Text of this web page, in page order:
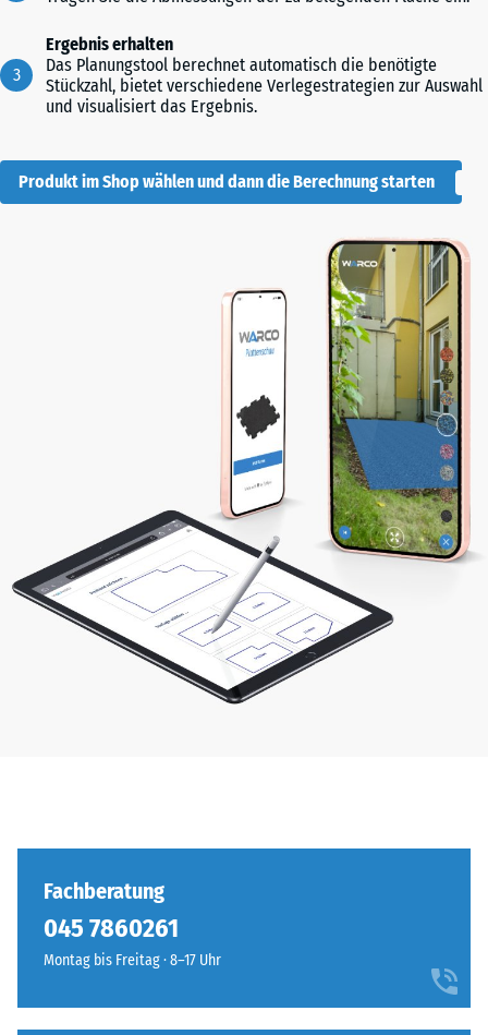
Ergebnis erhalten
Das Planungstool berechnet automatisch die benötigte
Stückzahl, bietet verschiedene Verlegestrategien zur Auswahl
und visualisiert das Ergebnis.
Produkt im Shop wählen und dann die Berechnung starten
Fachberatung
045 7860261‬
Montag bis Freitag · 8–17 Uhr